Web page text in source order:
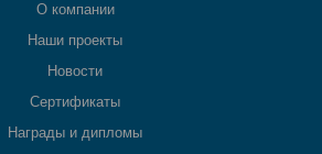
О компании
Наши проекты
Новости
Сертификаты
Награды и дипломы